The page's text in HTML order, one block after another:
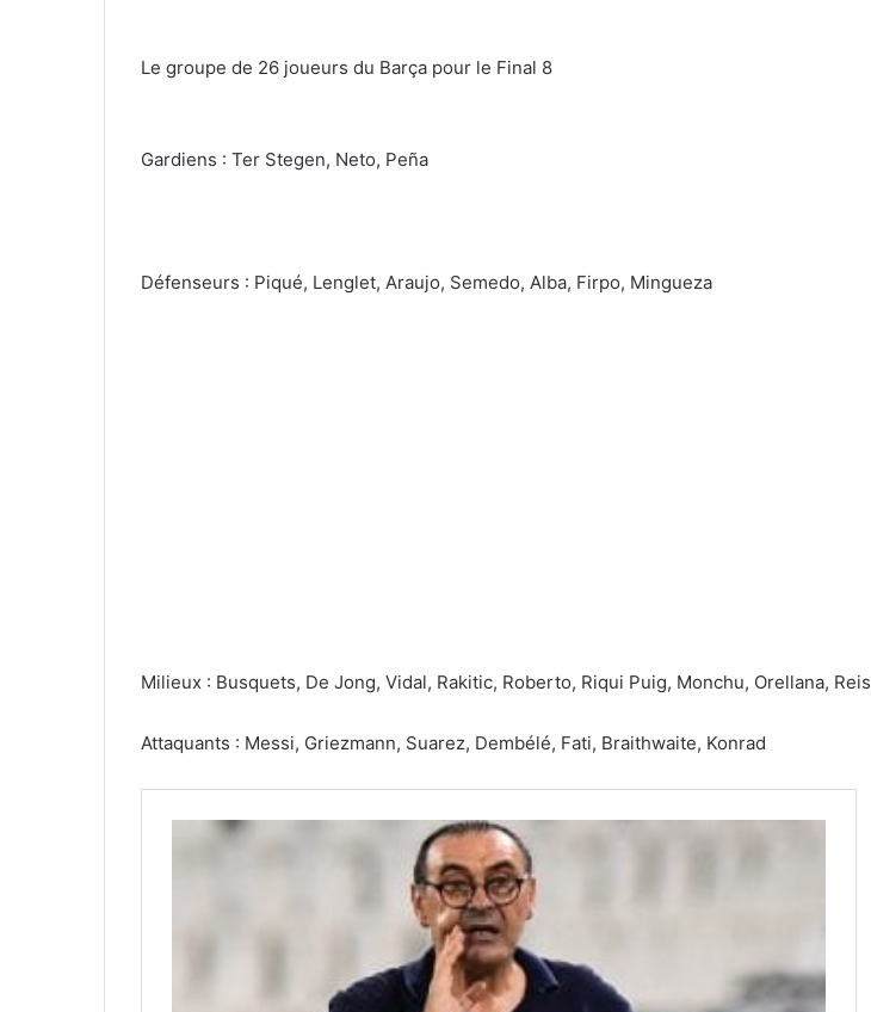
Le groupe de 26 joueurs du Barça pour le Final 8
Gardiens : Ter Stegen, Neto, Peña
Défenseurs : Piqué, Lenglet, Araujo, Semedo, Alba, Firpo, Mingueza
Milieux : Busquets, De Jong, Vidal, Rakitic, Roberto, Riqui Puig, Monchu, Orellana, Reis
Attaquants : Messi, Griezmann, Suarez, Dembélé, Fati, Braithwaite, Konrad